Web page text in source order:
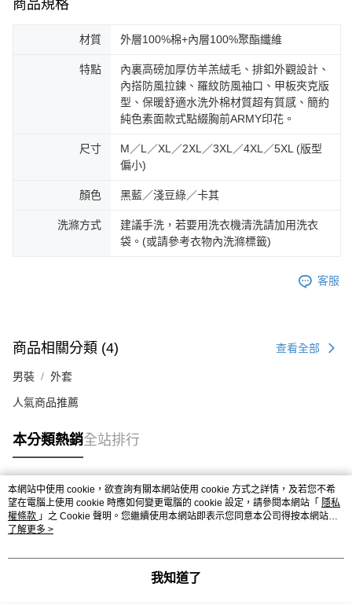
商品規格
材質 外層100%棉+內層100%聚酯纖維
特點
內裏高磅加厚仿羊羔絨毛、排釦外觀設計、
內搭防風拉鍊、羅紋防風袖口、甲板夾克版
型、保暖舒適水洗外棉材質超有質感、簡約
純色素面款式點綴胸前ARMY印花。
尺寸
M／L／XL／2XL／3XL／4XL／5XL (版型
偏小)
顏色 黑藍／淺豆綠／卡其
洗滌方式
建議手洗，若要用洗衣機清洗請加用洗衣
袋。(或請參考衣物內洗滌標籤)
客服
商品相關分類 (4) 查看全部
男裝 外套
人氣商品推薦
本分類熱銷全站排行
熱門標籤
本網站中使用 cookie，欲查詢有關本網站使用 cookie 方式之詳情，及若您不希
望在電腦上使用 cookie 時應如何變更電腦的 cookie 設定，請參閱本網站「 隱私
權條款 」之 Cookie 聲明。您繼續使用本網站即表示您同意本公司得按本網站使
用條款之 Cookie 聲明使用 cookie。
了解更多 >
我知道了